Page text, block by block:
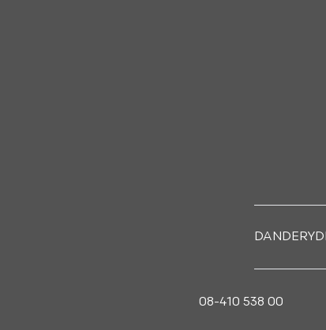
DANDERYD
08-410 538 00